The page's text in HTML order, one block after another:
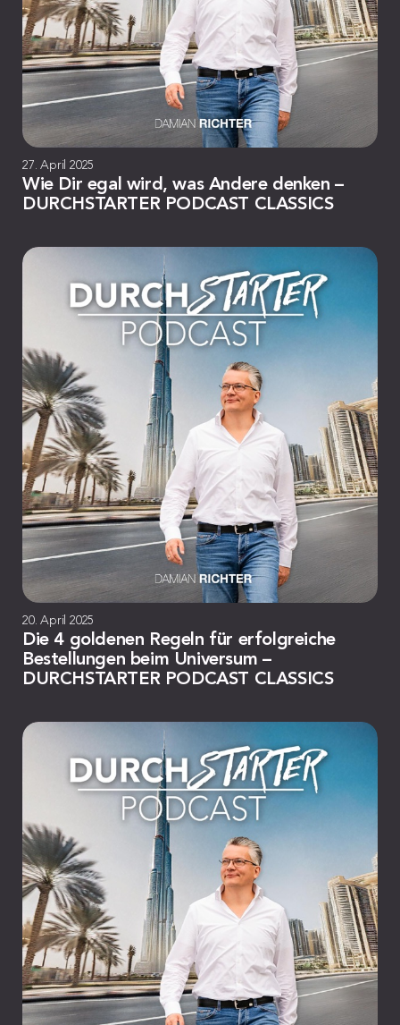
27. April 2025
Wie Dir egal wird, was Andere denken –
DURCHSTARTER PODCAST CLASSICS
20. April 2025
Die 4 goldenen Regeln für erfolgreiche
Bestellungen beim Universum –
DURCHSTARTER PODCAST CLASSICS